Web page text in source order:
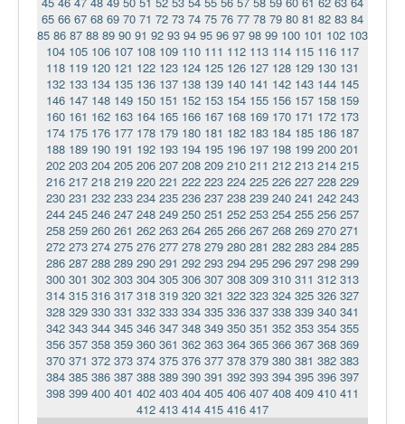
65 66 67 68 69 70 71 72 73 74 75 76 77 78 79 80 81 82 83 84
85 86 87 88 89 90 91 92 93 94 95 96 97 98 99 100 101 102 103
104 105 106 107 108 109 110 111 112 113 114 115 116 117
118 119 120 121 122 123 124 125 126 127 128 129 130 131
132 133 134 135 136 137 138 139 140 141 142 143 144 145
146 147 148 149 150 151 152 153 154 155 156 157 158 159
160 161 162 163 164 165 166 167 168 169 170 171 172 173
174 175 176 177 178 179 180 181 182 183 184 185 186 187
188 189 190 191 192 193 194 195 196 197 198 199 200 201
202 203 204 205 206 207 208 209 210 211 212 213 214 215
216 217 218 219 220 221 222 223 224 225 226 227 228 229
230 231 232 233 234 235 236 237 238 239 240 241 242 243
244 245 246 247 248 249 250 251 252 253 254 255 256 257
258 259 260 261 262 263 264 265 266 267 268 269 270 271
272 273 274 275 276 277 278 279 280 281 282 283 284 285
286 287 288 289 290 291 292 293 294 295 296 297 298 299
300 301 302 303 304 305 306 307 308 309 310 311 312 313
314 315 316 317 318 319 320 321 322 323 324 325 326 327
328 329 330 331 332 333 334 335 336 337 338 339 340 341
342 343 344 345 346 347 348 349 350 351 352 353 354 355
356 357 358 359 360 361 362 363 364 365 366 367 368 369
370 371 372 373 374 375 376 377 378 379 380 381 382 383
384 385 386 387 388 389 390 391 392 393 394 395 396 397
398 399 400 401 402 403 404 405 406 407 408 409 410 411
412 413 414 415 416 417